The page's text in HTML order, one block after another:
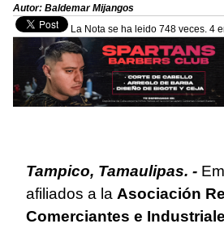
Autor: Baldemar Mijangos
La Nota se ha leido 748 veces. 4
Tampico, Tamaulipas. -
afiliados a la Asociación
Comerciantes e